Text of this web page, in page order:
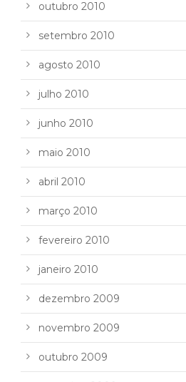
outubro 2010
setembro 2010
agosto 2010
julho 2010
junho 2010
maio 2010
abril 2010
março 2010
fevereiro 2010
janeiro 2010
dezembro 2009
novembro 2009
outubro 2009